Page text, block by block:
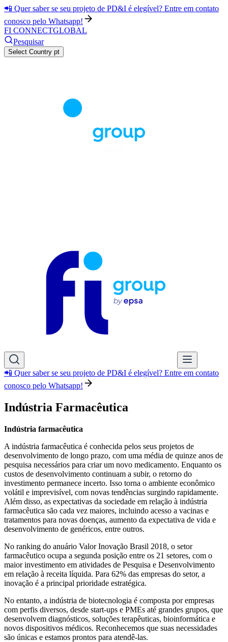
📲 Quer saber se seu projeto de PD&I é elegível? Entre em contato
conosco pelo Whatsapp!
FI CONNECTGLOBAL
Pesquisar
Select Country pt
📲 Quer saber se seu projeto de PD&I é elegível? Entre em contato
conosco pelo Whatsapp!
Indústria Farmacêutica
Indústria farmacêutica
A indústria farmacêutica é conhecida pelos seus projetos de
desenvolvimento de longo prazo, com uma média de quinze anos de
pesquisa necessários para criar um novo medicamento. Enquanto os
custos de desenvolvimento continuam a subir, o retorno do
investimento permanece incerto. Isso torna o ambiente econômico
volátil e imprevisível, com novas tendências surgindo rapidamente.
Além disso, as expectativas da sociedade em relação à indústria
farmacêutica são cada vez maiores, incluindo acesso a vacinas e
tratamentos para novas doenças, aumento da expectativa de vida e
desenvolvimento de genéricos, entre outros.
No ranking do anuário Valor Inovação Brasil 2018, o setor
farmacêutico ocupa a segunda posição entre os 21 setores, com o
maior investimento em atividades de Pesquisa e Desenvolvimento
em relação à receita líquida. Para 62% das empresas do setor, a
inovação é a principal prioridade estratégica.
No entanto, a indústria de biotecnologia é composta por empresas
com perfis diversos, desde start-ups e PMEs até grandes grupos, que
desenvolvem diagnósticos, soluções terapêuticas, bioinformática e
novos dispositivos médicos. Reconhecemos que suas necessidades
são únicas e estamos prontos para atendê-las.